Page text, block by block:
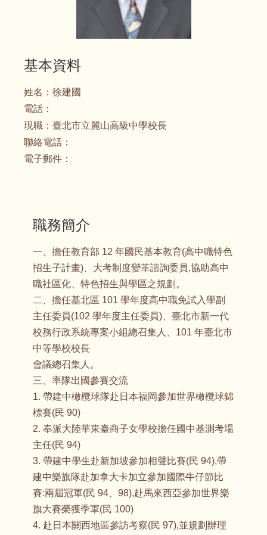
基本資料
姓名： 徐建國
電話：
現職： 臺北市立麗山高級中學校長
聯絡電話：
電子郵件：
職務簡介
一、擔任教育部 12 年國民基本教育(高中職特色
招生子計畫)、大考制度變革諮詢委員,協助高中
職社區化、特色招生與學區之規劃。
二、擔任基北區 101 學年度高中職免試入學副
主任委員(102 學年度主任委員)、臺北市新一代
校務行政系統專案小組總召集人、101 年臺北市
中等學校校長
會議總召集人。
三、率隊出國參賽交流
1. 帶建中橄欖球隊赴日本福岡參加世界橄欖球錦
標賽(民 90)
2. 奉派大陸華東臺商子女學校擔任國中基測考場
主任(民 94)
3. 帶建中學生赴新加坡參加相聲比賽(民 94),帶
建中樂旗隊赴加拿大卡加立參加國際牛仔節比
賽:兩屆冠軍(民 94、98),赴馬來西亞參加世界樂
旗大賽榮獲季軍(民 100)
4. 赴日本關西地區參訪考察(民 97),並規劃辦理